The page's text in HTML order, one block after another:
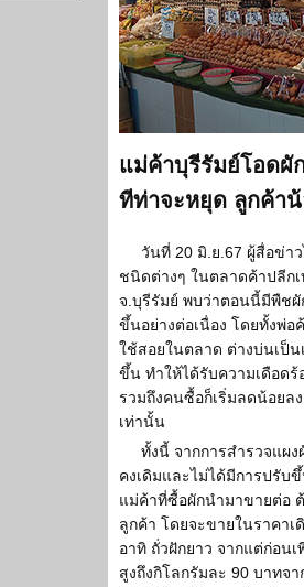
แม่ค้าบุรีรัมย์โอดผั
ทีท่าจะหยุด ลูกค้า
วันที่ 20 มิ.ย.67 ผู้สื่อข่า
ชนิดต่างๆ ในตลาดค้าปลีกเ
จ.บุรีรัมย์ พบว่าตอนนี้มีพืช
ขึ้นอย่างต่อเนื่อง โดยทั้งพ่
ใช้สอยในตลาด ต่างบ่นเป็น
ขึ้น ทำให้ได้รับความเดือด
รวมถึงคนซื้อก็เริ่มลดน้อยล
เท่านั้น
ทั้งนี้ จากการสำรวจแผ
คงเดิมและไม่ได้มีการปรับ
แม่ค้าที่ซื้อผักนำมาขายต่อ
ลูกค้า โดยจะขายในราคา
อาทิ ถั่วฝักยาว จากแต่ก่อน
สูงถึงกิโลกรัมละ 90 บาท